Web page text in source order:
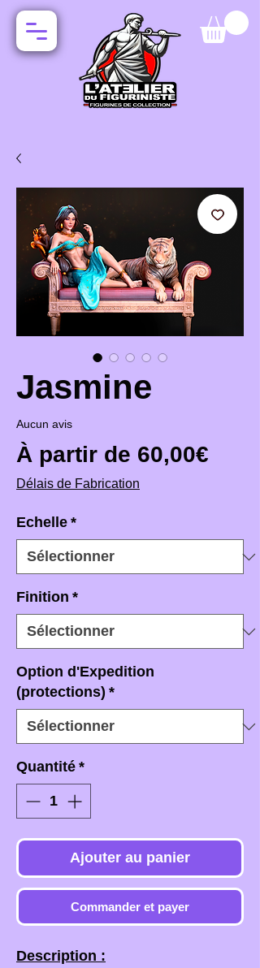
Jasmine
Aucun avis
À partir de 60,00€
Délais de Fabrication
Echelle *
Finition *
Option d'Expedition
(protections) *
Quantité *
Ajouter au panier
Commander et payer
Description :